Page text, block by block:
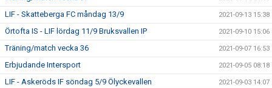
LIF - Skatteberga FC måndag 13/9 2021-09-13 15:38
Örtofta IS - LIF lördag 11/9 Bruksvallen IP 2021-09-10 15:06
Träning/match vecka 36 2021-09-07 16:53
Erbjudande Intersport 2021-09-05 08:18
LIF - Askeröds IF söndag 5/9 Ölyckevallen 2021-09-03 14:07